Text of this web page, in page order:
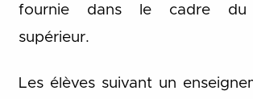
fournie dans le cadre du
supérieur.
Les élèves suivant un